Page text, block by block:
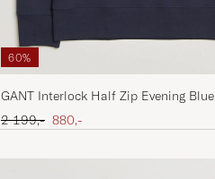
60%
GANT Interlock Half Zip Evening Blue
Ordinær pris
2 199,- Nedsatt pris
880,-